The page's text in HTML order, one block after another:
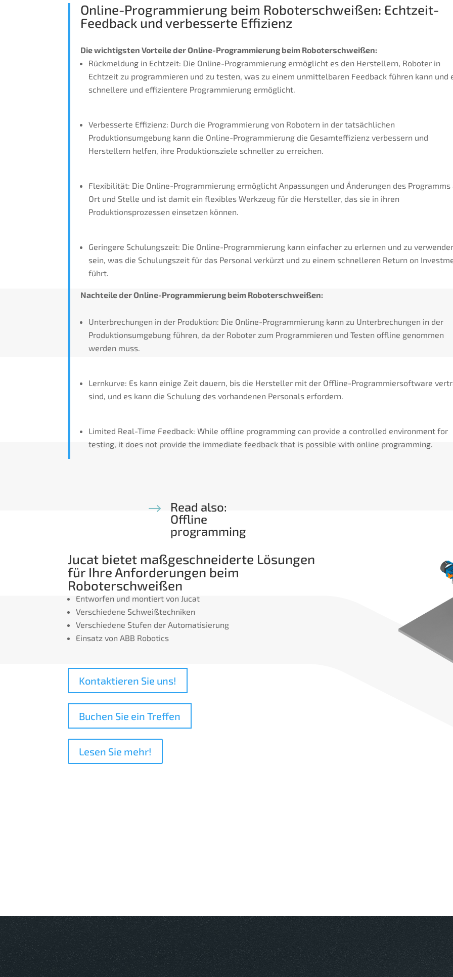
Online-Programmierung beim Roboterschweißen: Echtzeit-
Feedback und verbesserte Effizienz
Die wichtigsten Vorteile der Online-Programmierung beim Roboterschweißen:
Rückmeldung in Echtzeit: Die Online-Programmierung ermöglicht es den Herstellern, Roboter in
Echtzeit zu programmieren und zu testen, was zu einem unmittelbaren Feedback führen kann und
schnellere und effizientere Programmierung ermöglicht.
Verbesserte Effizienz: Durch die Programmierung von Robotern in der tatsächlichen
Produktionsumgebung kann die Online-Programmierung die Gesamteffizienz verbessern und
Herstellern helfen, ihre Produktionsziele schneller zu erreichen.
Flexibilität: Die Online-Programmierung ermöglicht Anpassungen und Änderungen des Programms
Ort und Stelle und ist damit ein flexibles Werkzeug für die Hersteller, das sie in ihren
Produktionsprozessen einsetzen können.
Geringere Schulungszeit: Die Online-Programmierung kann einfacher zu erlernen und zu
sein, was die Schulungszeit für das Personal verkürzt und zu einem schnelleren Return on
führt.
Nachteile der Online-Programmierung beim Roboterschweißen:
Unterbrechungen in der Produktion: Die Online-Programmierung kann zu Unterbrechungen in der
Produktionsumgebung führen, da der Roboter zum Programmieren und Testen offline genommen
werden muss.
Lernkurve: Es kann einige Zeit dauern, bis die Hersteller mit der Offline-Programmiersoftware
sind, und es kann die Schulung des vorhandenen Personals erfordern.
Limited Real-Time Feedback: While offline programming can provide a controlled environment for
testing, it does not provide the immediate feedback that is possible with online programming.
$
Read also:
Offline
programming
Jucat bietet maßgeschneiderte Lösungen
für Ihre Anforderungen beim
Roboterschweißen
Entworfen und montiert von Jucat
Verschiedene Schweißtechniken
Verschiedene Stufen der Automatisierung
Einsatz von ABB Robotics
Kontaktieren Sie uns!
Buchen Sie ein Treffen
Lesen Sie mehr!